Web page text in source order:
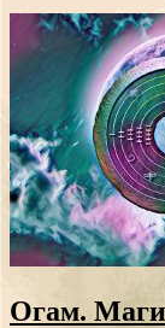
Огам.